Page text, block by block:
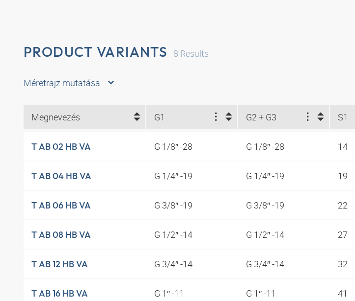
PRODUCT VARIANTS 8 Results
Méretrajz mutatása
Megnevezés G1 G2 + G3 S1
T AB 02 HB VA G 1/8″ -28 G 1/8″ -28 14
T AB 04 HB VA G 1/4″ -19 G 1/4″ -19 19
T AB 06 HB VA G 3/8″ -19 G 3/8″ -19 22
T AB 08 HB VA G 1/2″ -14 G 1/2″ -14 27
T AB 12 HB VA G 3/4″ -14 G 3/4″ -14 32
T AB 16 HB VA G 1″ -11 G 1″ -11 41